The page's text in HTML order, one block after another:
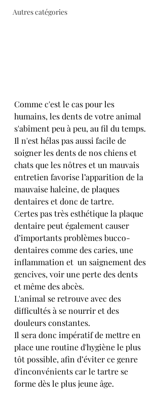
Autres catégories
Comme c'est le cas pour les
humains, les dents de votre animal
s'abîment peu à peu, au fil du temps.
Il n'est hélas pas aussi facile de
soigner les dents de nos chiens et
chats que les nôtres et un mauvais
entretien favorise l’apparition de la
mauvaise haleine, de plaques
dentaires et donc de tartre.
Certes pas très esthétique la plaque
dentaire peut également causer
d’importants problèmes bucco-
dentaires comme des caries, une
inflammation et  un saignement des
gencives, voir une perte des dents
et même des abcès.
L'animal se retrouve avec des
difficultés à se nourrir et des
douleurs constantes.
Il sera donc impératif de mettre en
place une routine d'hygiène le plus
tôt possible, afin d’éviter ce genre
d'inconvénients car le tartre se
forme dès le plus jeune âge.